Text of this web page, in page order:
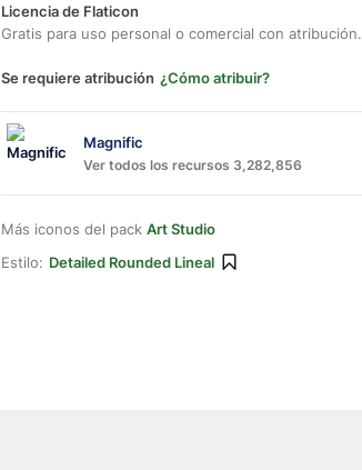
Licencia de Flaticon
Gratis para uso personal o comercial con atribución.
Se requiere atribución ¿Cómo atribuir?
Magnific
Ver todos los recursos 3,282,856
Más iconos del pack Art Studio
Estilo: Detailed Rounded Lineal